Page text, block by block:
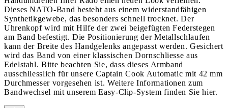
Dieses NATO-Band besteht aus einem widerstandfähigen
Synthetikgewebe, das besonders schnell trocknet. Der
Uhrenkopf wird mit Hilfe der zwei beigefügten Federstegen
am Band befestigt. Die Positionierung der Metallschlaufen
kann der Breite des Handgelenks angepasst werden. Gesichert
wird das Band von einer klassischen Dornschliesse aus
Edelstahl. Bitte beachten Sie, dass dieses Armband
ausschliesslich für unsere Captain Cook Automatic mit 42 mm
Durchmesser vorgesehen ist. Weitere Informationen zum
Bandwechsel mit unserem Easy-Clip-System finden Sie hier.